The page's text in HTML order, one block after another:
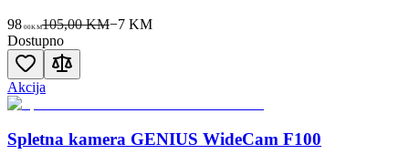
98 00KM105,00 KM−7KM
Dostupno
Akcija
Spletna kamera GENIUS WideCam F100